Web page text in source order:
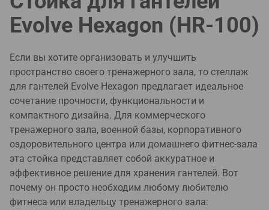
Evolve Hexagon (HR-100)
Если вы хотите организовать и улучшить
пространство своего тренажерного зала, то стеллаж
для гантелей Evolve Hexagon предлагает идеальное
сочетание прочности, функциональности и
компактного дизайна. Для коммерческого
тренажерного зала, военной базы, корпоративного
оздоровительного центра или домашнего фитнес-зала
эта стойка представляет собой аккуратное и
эффективное решение для хранения гантелей. Вот
почему он просто необходим любому любителю
фитнеса или владельцу тренажерного зала: